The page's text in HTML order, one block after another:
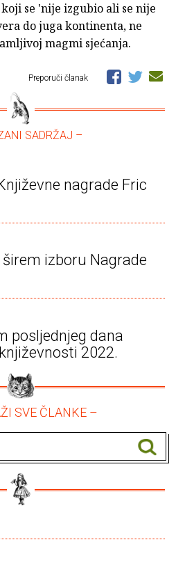
se 'nije izgubio ali se nije
do juga kontinenta, ne
magmi sjećanja.
Preporuči članak
SADRŽAJ –
nagrade Fric
izboru Nagrade
posljednjeg dana
2022.
SVE ČLANKE –